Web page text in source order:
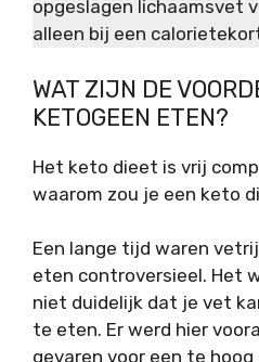
opgeslagen lichaamsvet
alleen bij een
WAT ZIJN DE
KETOGEEN ETEN?
Het keto dieet is vrij
waarom zou je een keto
Een lange tijd waren
eten controversieel. Het
niet duidelijk dat je vet
te eten. Er werd hier
gevaren voor een te